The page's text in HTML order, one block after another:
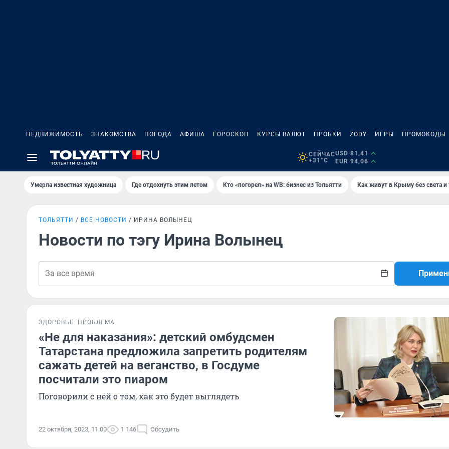
НЕДВИЖИМОСТЬ ЗНАКОМСТВА ПОГОДА АФИША ГОРОСКОП КУРСЫ ВАЛЮТ ПРОБКИ ZODY ИГРЫ ПРОМОКОДЫ
СЕЙЧАС
+31°C
USD 81,41
EUR 94,06
Умерла известная художница Где отдохнуть этим летом Кто «погорел» на WB: бизнес из Тольятти Как живут в Крыму без света и
ТОЛЬЯТТИ ВСЕ НОВОСТИ ИРИНА ВОЛЫНЕЦ
Новости по тэгу Ирина Волынец
ЗДОРОВЬЕ ПРОБЛЕМА
«Не для наказания»: детский омбудсмен
Татарстана предложила запретить родителям
сажать детей на веганство, в Госдуме
посчитали это пиаром
Поговорили с ней о том, как это будет выглядеть
22 октября, 2023, 11:00 1 146 Обсудить